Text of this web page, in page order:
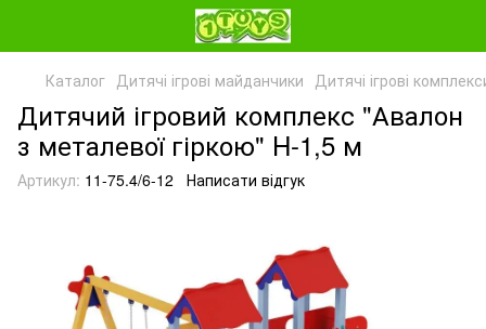
Каталог Дитячі ігрові майданчики Дитячі ігрові
Дитячий ігровий комплекс "Авалон
з металевої гіркою" H-1,5 м
Артикул: 11-75.4/6-12 Написати відгук